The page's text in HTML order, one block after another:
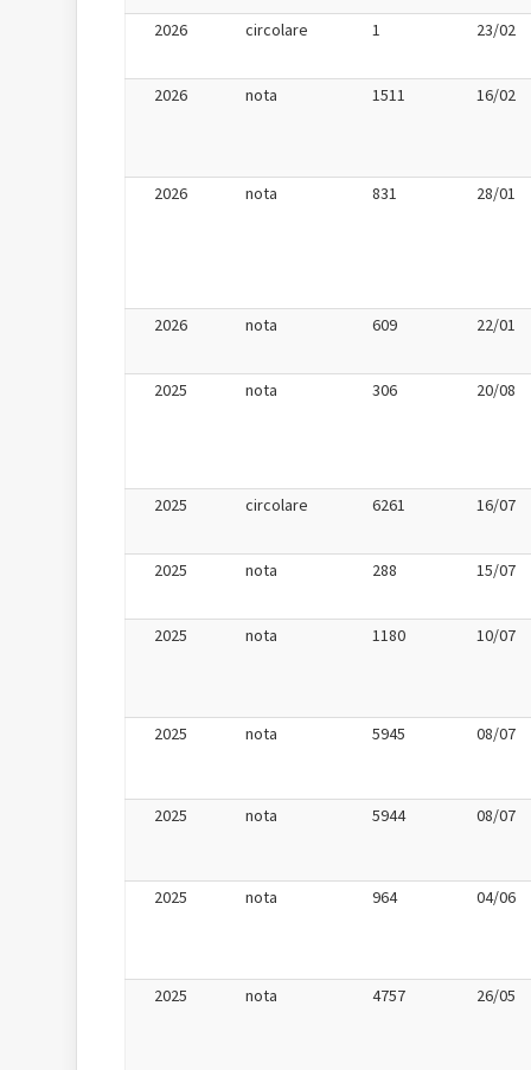
2026 circolare 1 23/02
2026 nota 1511 16/02
2026 nota 831 28/01
2026 nota 609 22/01
2025 nota 306 20/08
2025 circolare 6261 16/07
2025 nota 288 15/07
2025 nota 1180 10/07
2025 nota 5945 08/07
2025 nota 5944 08/07
2025 nota 964 04/06
2025 nota 4757 26/05